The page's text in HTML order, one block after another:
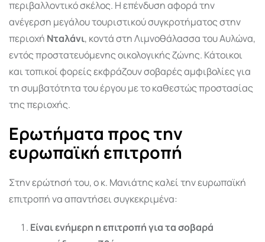
περιβαλλοντικό σκέλος. Η επένδυση αφορά την
ανέγερση μεγάλου τουριστικού συγκροτήματος στην
περιοχή Νταλάνι, κοντά στη Λιμνοθάλασσα του Αυλώνα,
εντός προστατευόμενης οικολογικής ζώνης. Κάτοικοι
και τοπικοί φορείς εκφράζουν σοβαρές αμφιβολίες για
τη συμβατότητα του έργου με το καθεστώς προστασίας
της περιοχής.
Ερωτήματα προς την
ευρωπαϊκή επιτροπή
Στην ερώτησή του, ο κ. Μανιάτης καλεί την ευρωπαϊκή
επιτροπή να απαντήσει συγκεκριμένα:
Είναι ενήμερη η επιτροπή για τα σοβαρά